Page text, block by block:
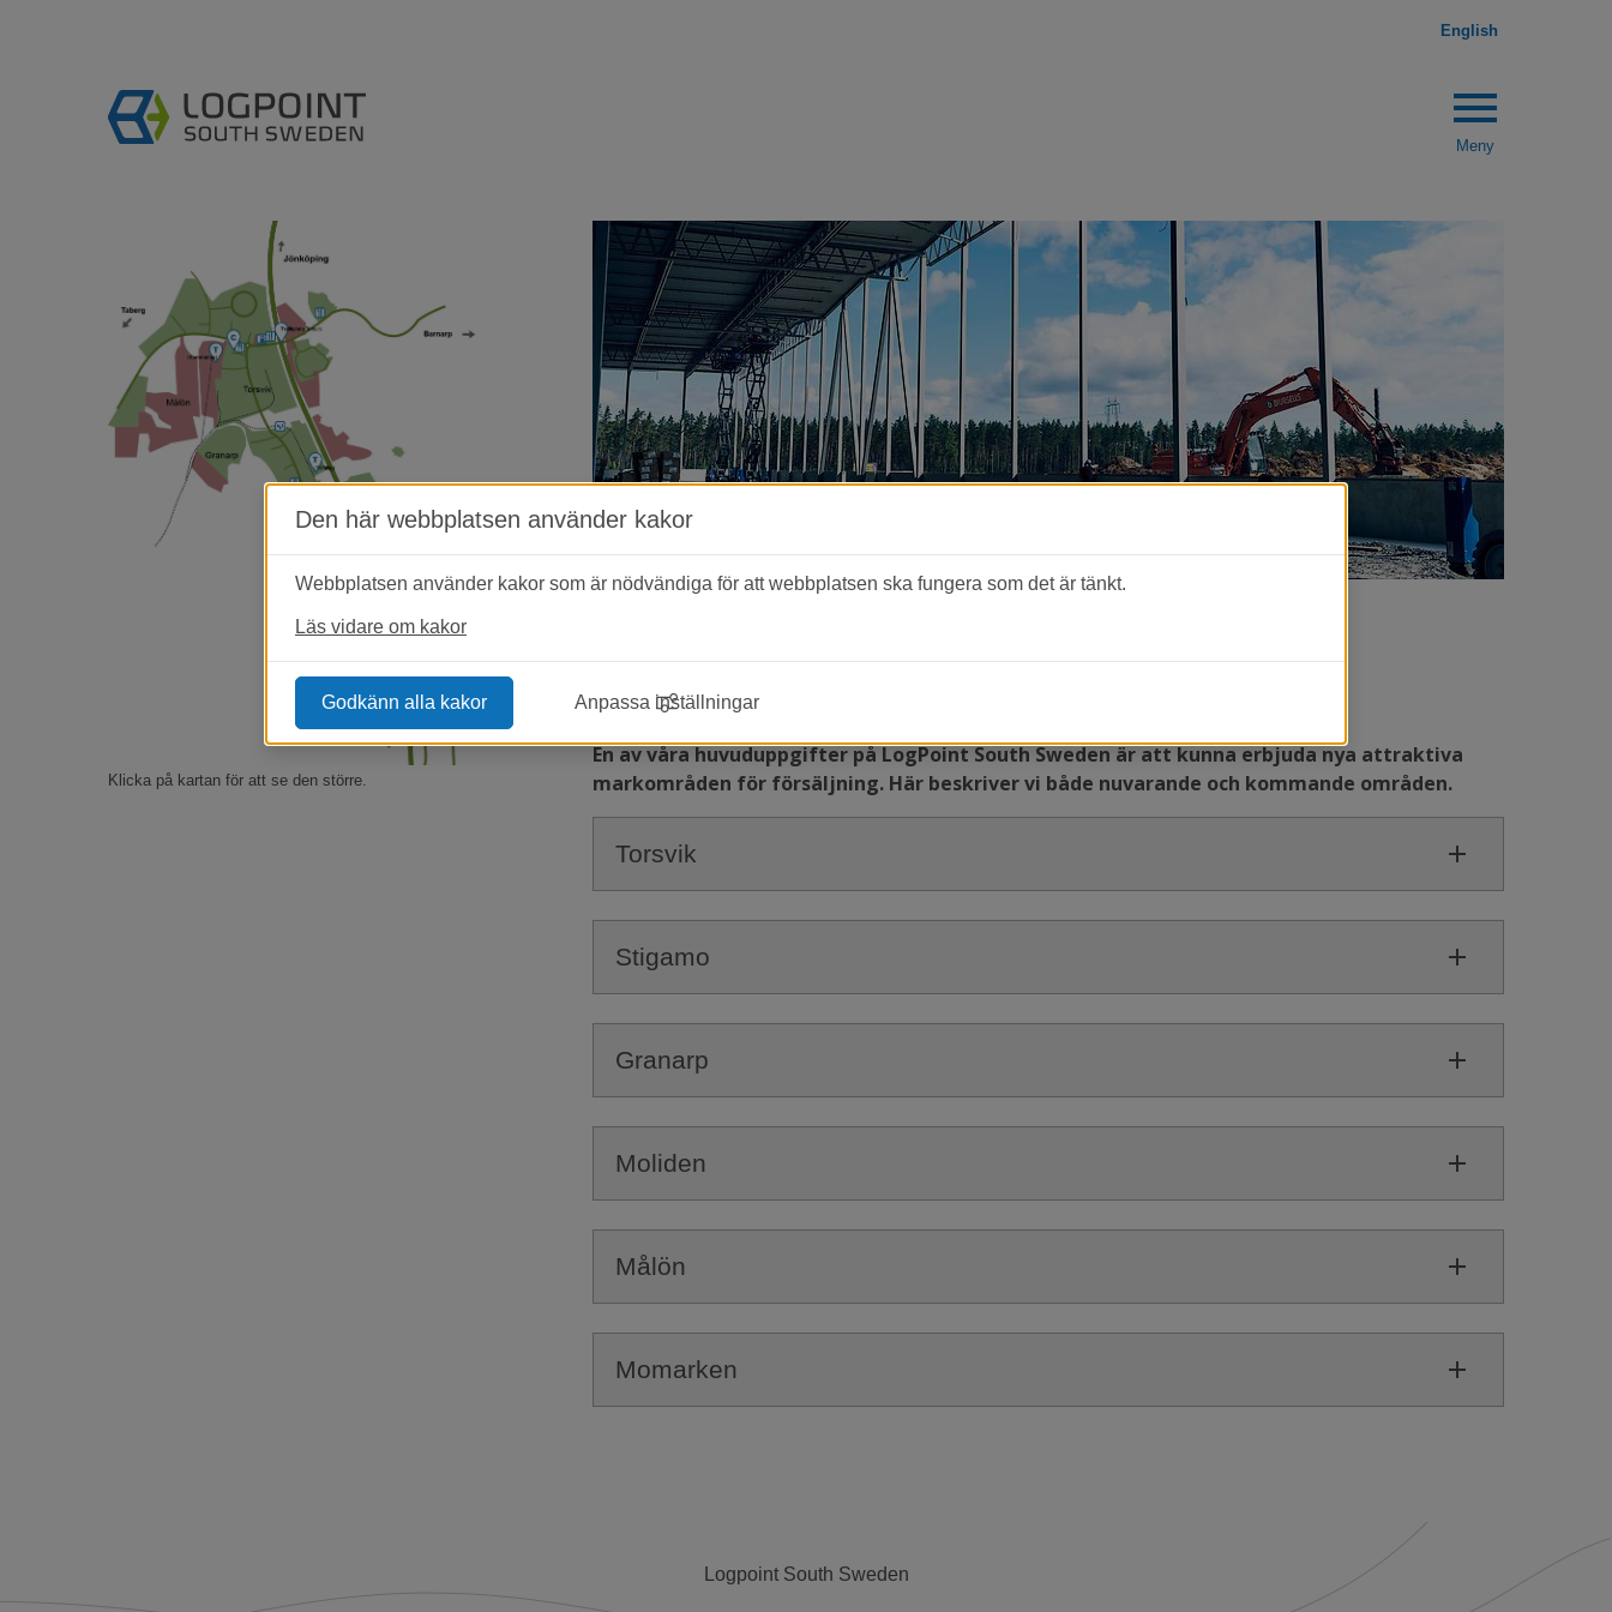
Den här webbplatsen använder kakor
Webbplatsen använder kakor som är nödvändiga för att webbplatsen ska fungera som det är tänkt.
Läs vidare om kakor
Godkänn alla kakor Anpassa inställningar
English
menu
Meny
Ledig industrimark
En av våra huvuduppgifter på LogPoint South Sweden är att kunna erbjuda nya attraktiva
markområden för försäljning. Här beskriver vi både nuvarande och kommande områden.
Torsvik
Stigamo
Granarp
Moliden
Målön
Momarken
Klicka på kartan för att se den större.
Logpoint South Sweden